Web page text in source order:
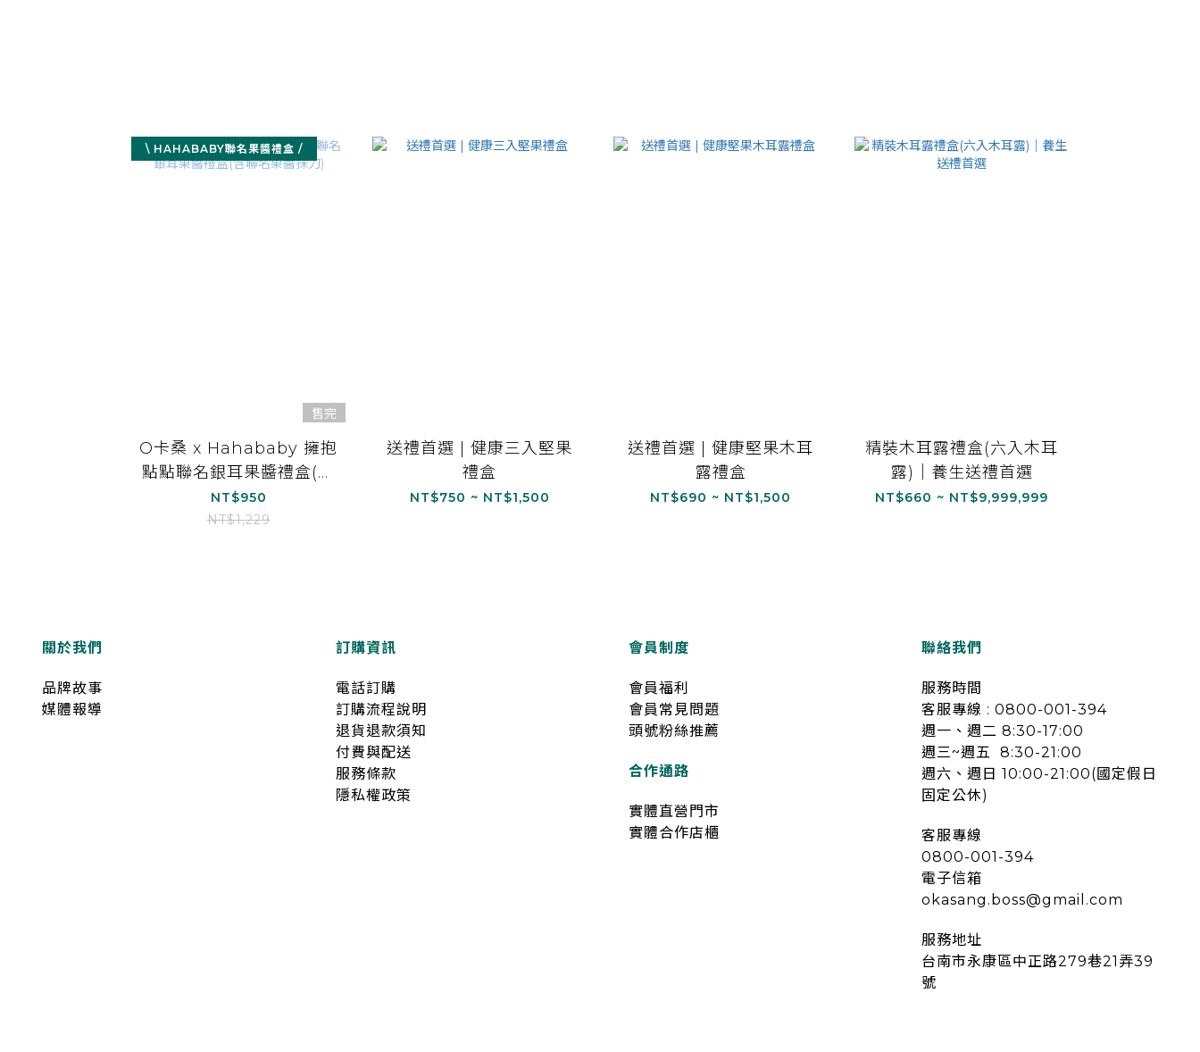
\ HAHABABY聯名果醬禮盒 /
售完
O卡桑 x Hahababy 擁抱
點點聯名銀耳果醬禮盒(含
聯名果醬抹刀)
NT$950
NT$1,229
送禮首選 | 健康三入堅果
禮盒
NT$750 ~ NT$1,500
送禮首選 | 健康堅果木耳
露禮盒
NT$690 ~ NT$1,500
精裝木耳露禮盒(六入木耳
露)｜養生送禮首選
NT$660 ~ NT$9,999,999
關於我們
品牌故事
媒體報導
訂購資訊
電話訂購
訂購流程說明
退貨退款須知
付費與配送
服務條款
隱私權政策
會員制度
會員福利
會員常見問題
頭號粉絲推薦
合作通路
實體直營門市
實體合作店櫃
聯絡我們
服務時間
客服專線 : 0800-001-394
週一、週二 8:30-17:00
週三~週五 8:30-21:00
週六、週日 10:00-21:00(國定假日
固定公休)
客服專線
0800-001-394
電子信箱
okasang.boss@gmail.com
服務地址
台南市永康區中正路279巷21弄39
號